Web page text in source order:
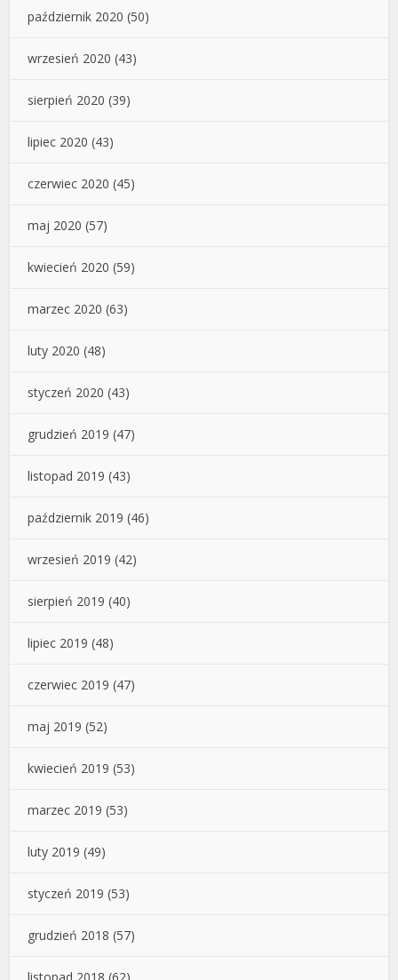
październik 2020 (50)
wrzesień 2020 (43)
sierpień 2020 (39)
lipiec 2020 (43)
czerwiec 2020 (45)
maj 2020 (57)
kwiecień 2020 (59)
marzec 2020 (63)
luty 2020 (48)
styczeń 2020 (43)
grudzień 2019 (47)
listopad 2019 (43)
październik 2019 (46)
wrzesień 2019 (42)
sierpień 2019 (40)
lipiec 2019 (48)
czerwiec 2019 (47)
maj 2019 (52)
kwiecień 2019 (53)
marzec 2019 (53)
luty 2019 (49)
styczeń 2019 (53)
grudzień 2018 (57)